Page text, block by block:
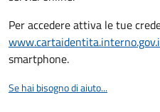
Per accedere attiva le tue
smartphone.
Se hai bisogno di aiuto...